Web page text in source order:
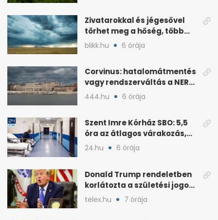
Zivatarokkal és jégesővel
törhet meg a hőség, több
megyére riasztás van
blikk.hu 6 órája
Corvinus: hatalomátmentés
vagy rendszerváltás a NER
utáni átalakításnál?
444.hu 6 órája
Szent Imre Kórház SBO: 5,5
óra az átlagos várakozás,
így működik
24.hu 6 órája
Donald Trump rendeletben
korlátozta a születési jogon
járó állampolgárságot
telex.hu 7 órája